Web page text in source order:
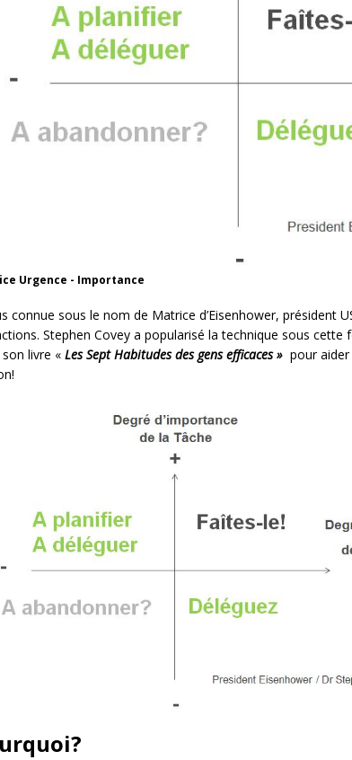
Urgence - Importance
connue sous le nom de Matrice d’Eisenhower, président
Stephen Covey a popularisé la technique sous cette
livre « Les Sept Habitudes des gens efficaces » pour